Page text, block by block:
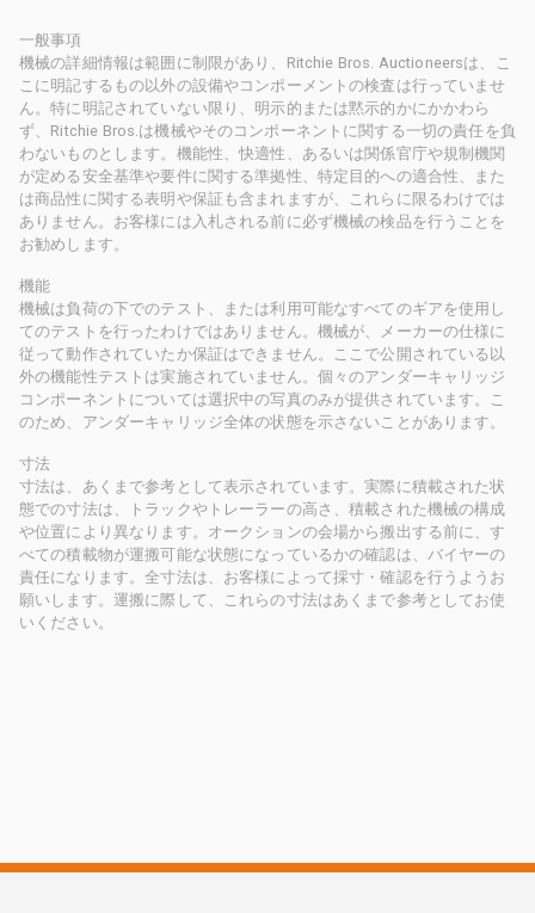
一般事項
機械の詳細情報は範囲に制限があり、Ritchie Bros. Auctioneersは、こ
こに明記するもの以外の設備やコンポーメントの検査は行っていませ
ん。特に明記されていない限り、明示的または黙示的かにかかわら
ず、Ritchie Bros.は機械やそのコンポーネントに関する一切の責任を負
わないものとします。機能性、快適性、あるいは関係官庁や規制機関
が定める安全基準や要件に関する準拠性、特定目的への適合性、また
は商品性に関する表明や保証も含まれますが、これらに限るわけでは
ありません。お客様には入札される前に必ず機械の検品を行うことを
お勧めします。
機能
機械は負荷の下でのテスト、または利用可能なすべてのギアを使用し
てのテストを行ったわけではありません。機械が、メーカーの仕様に
従って動作されていたか保証はできません。ここで公開されている以
外の機能性テストは実施されていません。個々のアンダーキャリッジ
コンポーネントについては選択中の写真のみが提供されています。こ
のため、アンダーキャリッジ全体の状態を示さないことがあります。
寸法
寸法は、あくまで参考として表示されています。実際に積載された状
態での寸法は、トラックやトレーラーの高さ、積載された機械の構成
や位置により異なります。オークションの会場から搬出する前に、す
べての積載物が運搬可能な状態になっているかの確認は、バイヤーの
責任になります。全寸法は、お客様によって採寸・確認を行うようお
願いします。運搬に際して、これらの寸法はあくまで参考としてお使
いください。